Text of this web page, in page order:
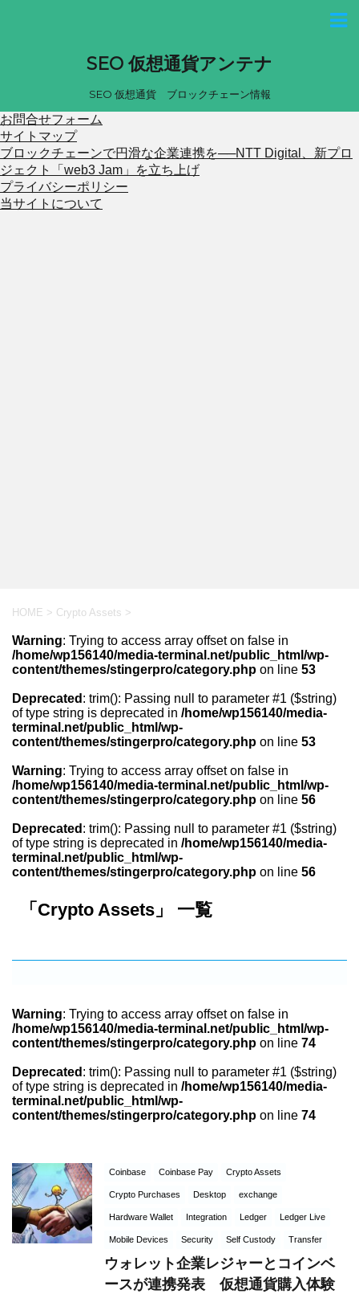
SEO 仮想通貨アンテナ
SEO 仮想通貨 ブロックチェーン情報
お問合せフォーム
サイトマップ
ブロックチェーンで円滑な企業連携を──NTT Digital、新プロ
ジェクト「web3 Jam」を立ち上げ
プライバシーポリシー
当サイトについて
HOME > Crypto Assets >
Warning: Trying to access array offset on false in
/home/wp156140/media-terminal.net/public_html/wp-
content/themes/stingerpro/category.php on line 53
Deprecated : trim(): Passing null to parameter #1 ($string)
of type string is deprecated in /home/wp156140/media-
terminal.net/public_html/wp-
content/themes/stingerpro/category.php on line 53
Warning: Trying to access array offset on false in
/home/wp156140/media-terminal.net/public_html/wp-
content/themes/stingerpro/category.php on line 56
Deprecated : trim(): Passing null to parameter #1 ($string)
of type string is deprecated in /home/wp156140/media-
terminal.net/public_html/wp-
content/themes/stingerpro/category.php on line 56
「Crypto Assets」 一覧
Warning: Trying to access array offset on false in
/home/wp156140/media-terminal.net/public_html/wp-
content/themes/stingerpro/category.php on line 74
Deprecated : trim(): Passing null to parameter #1 ($string)
of type string is deprecated in /home/wp156140/media-
terminal.net/public_html/wp-
content/themes/stingerpro/category.php on line 74
Coinbase Coinbase Pay Crypto Assets
Crypto Purchases Desktop exchange
Hardware Wallet Integration Ledger Ledger Live
Mobile Devices Security Self Custody Transfer
ウォレット企業レジャーとコインベ
ースが連携発表 仮想通貨購入体験